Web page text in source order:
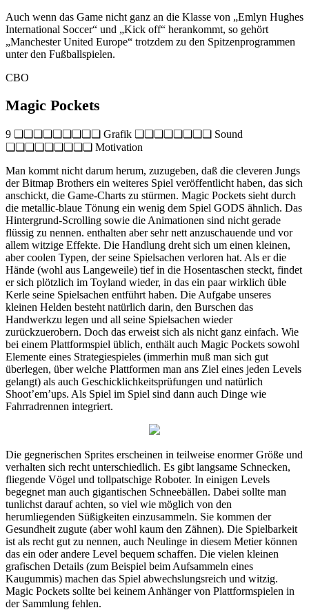
Auch wenn das Game nicht ganz an die Klasse von „Emlyn Hughes
International Soccer“ und „Kick off“ herankommt, so gehört
„Manchester United Europe“ trotzdem zu den Spitzenprogrammen
unter den Fußballspielen.
CBO
Magic Pockets
9 ❏❏❏❏❏❏❏❏❏ Grafik ❏❏❏❏❏❏❏❏ Sound
❏❏❏❏❏❏❏❏❏ Motivation
Man kommt nicht darum herum, zuzugeben, daß die cleveren Jungs
der Bitmap Brothers ein weiteres Spiel veröffentlicht haben, das sich
anschickt, die Game-Charts zu stürmen. Magic Pockets sieht durch
die metallic-blaue Tönung ein wenig dem Spiel GODS ähnlich. Das
Hintergrund-Scrolling sowie die Animationen sind nicht gerade
flüssig zu nennen. enthalten aber sehr nett anzuschauende und vor
allem witzige Effekte. Die Handlung dreht sich um einen kleinen,
aber coolen Typen, der seine Spielsachen verloren hat. Als er die
Hände (wohl aus Langeweile) tief in die Hosentaschen steckt, findet
er sich plötzlich im Toyland wieder, in das ein paar wirklich üble
Kerle seine Spielsachen entführt haben. Die Aufgabe unseres
kleinen Helden besteht natürlich darin, den Burschen das
Handwerkzu legen und all seine Spielsachen wieder
zurückzuerobern. Doch das erweist sich als nicht ganz einfach. Wie
bei einem Plattformspiel üblich, enthält auch Magic Pockets sowohl
Elemente eines Strategiespieles (immerhin muß man sich gut
überlegen, über welche Plattformen man ans Ziel eines jeden Levels
gelangt) als auch Geschicklichkeitsprüfungen und natürlich
Shoot’em’ups. Als Spiel im Spiel sind dann auch Dinge wie
Fahrradrennen integriert.
Die gegnerischen Sprites erscheinen in teilweise enormer Größe und
verhalten sich recht unterschiedlich. Es gibt langsame Schnecken,
fliegende Vögel und tollpatschige Roboter. In einigen Levels
begegnet man auch gigantischen Schneebällen. Dabei sollte man
tunlichst darauf achten, so viel wie möglich von den
herumliegenden Süßigkeiten einzusammeln. Sie kommen der
Gesundheit zugute (aber wohl kaum den Zähnen). Die Spielbarkeit
ist als recht gut zu nennen, auch Neulinge in diesem Metier können
das ein oder andere Level bequem schaffen. Die vielen kleinen
grafischen Details (zum Beispiel beim Aufsammeln eines
Kaugummis) machen das Spiel abwechslungsreich und witzig.
Magic Pockets sollte bei keinem Anhänger von Plattformspielen in
der Sammlung fehlen.